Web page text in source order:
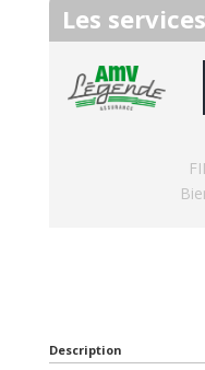
Les
Description